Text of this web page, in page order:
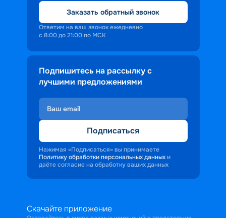
Заказать обратный звонок
Ответим на ваш звонок ежедневно
с 8:00 до 21:00 по МСК
Подпишитесь на рассылку с
лучшими предложениями
Подписаться
Нажимая «Подписаться» вы принимаете
Политику обработки персональных данных и
даёте согласие на обработку ваших данных
Скачайте приложение